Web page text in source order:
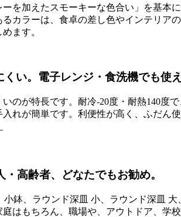
を加えたスモーキーな色合い」を基
カラーは、食卓の差し色やインテリ
ます。
。電子レンジ・食洗機でも使え
のが特長です。耐冷-20度・耐熱140
れが簡単です。利便性が高く、ふだん
高齢者、どなたでもお勧め。
小鉢、ラウンド深皿 小、ラウンド深皿
はもちろん、職場や、アウトドア、